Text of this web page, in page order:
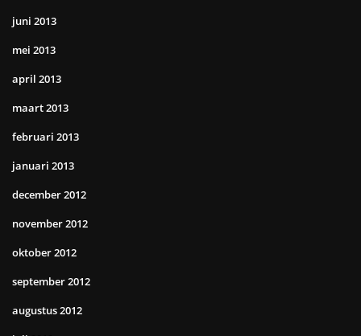
juni 2013
mei 2013
april 2013
maart 2013
februari 2013
januari 2013
december 2012
november 2012
oktober 2012
september 2012
augustus 2012